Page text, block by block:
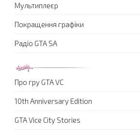
Мультиплеєр
Покращення графіки
Радіо GTA SA
Про гру GTA VC
10th Anniversary Edition
GTA Vice City Stories